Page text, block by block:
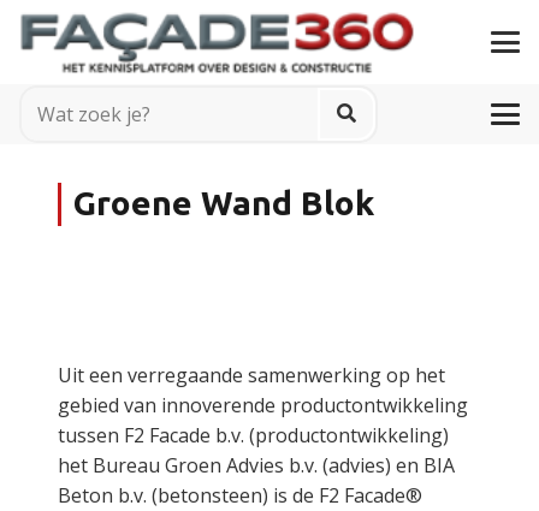
Groene Wand Blok
Uit een verregaande samenwerking op het
gebied van innoverende productontwikkeling
tussen F2 Facade b.v. (productontwikkeling)
het Bureau Groen Advies b.v. (advies) en BIA
Beton b.v. (betonsteen) is de F2 Facade®